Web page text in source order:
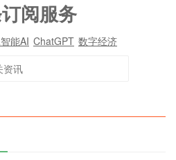
阅服务
能AI ChatGPT 数字经济